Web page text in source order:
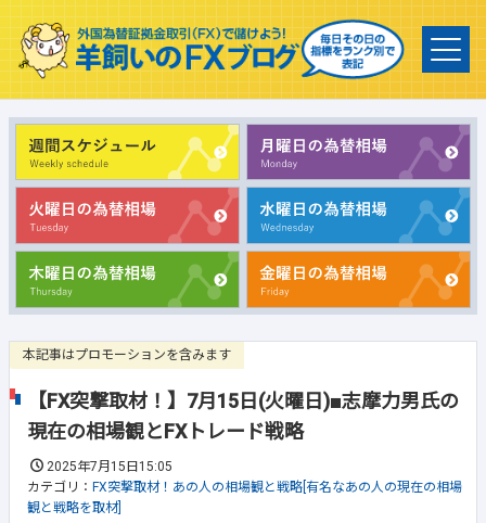
本記事はプロモーションを含みます
【FX突撃取材！】7月15日(火曜日)■志摩力男氏の
現在の相場観とFXトレード戦略
2025年7月15日15:05
カテゴリ： FX突撃取材！あの人の相場観と戦略[有名なあの人の現在の相場
観と戦略を取材]